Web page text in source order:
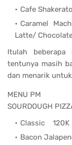
Cafe Shakerato
Caramel
Latte/
Itulah
tentunya masih
dan menarik
MENU PM
SOURDOUGH
Classic 120K
Bacon